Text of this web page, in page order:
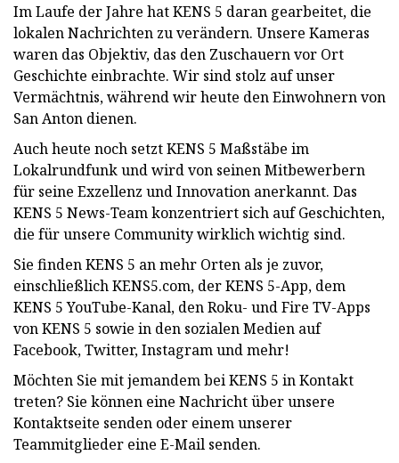
Im Laufe der Jahre hat KENS 5 daran gearbeitet, die
lokalen Nachrichten zu verändern. Unsere Kameras
waren das Objektiv, das den Zuschauern vor Ort
Geschichte einbrachte. Wir sind stolz auf unser
Vermächtnis, während wir heute den Einwohnern von
San Anton dienen.
Auch heute noch setzt KENS 5 Maßstäbe im
Lokalrundfunk und wird von seinen Mitbewerbern
für seine Exzellenz und Innovation anerkannt. Das
KENS 5 News-Team konzentriert sich auf Geschichten,
die für unsere Community wirklich wichtig sind.
Sie finden KENS 5 an mehr Orten als je zuvor,
einschließlich KENS5.com, der KENS 5-App, dem
KENS 5 YouTube-Kanal, den Roku- und Fire TV-Apps
von KENS 5 sowie in den sozialen Medien auf
Facebook, Twitter, Instagram und mehr!
Möchten Sie mit jemandem bei KENS 5 in Kontakt
treten? Sie können eine Nachricht über unsere
Kontaktseite senden oder einem unserer
Teammitglieder eine E-Mail senden.